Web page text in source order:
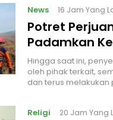
News 16 Jam Yang
Potret
Padamkan
Hingga saat ini,
oleh pihak terkait,
dan terus
Religi 20 Jam Yang